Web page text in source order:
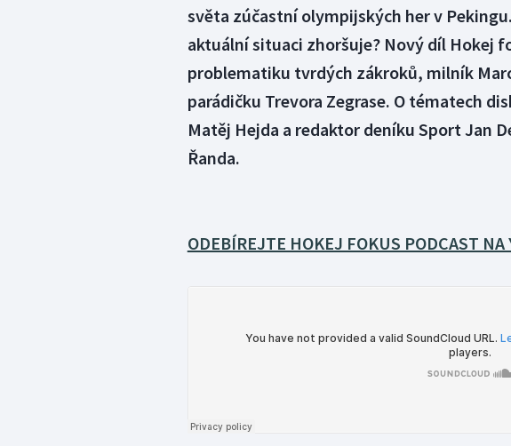
světa zúčastní olympijských her v
aktuální situaci zhoršuje? Nový díl Hokej
problematiku tvrdých zákroků, milník
parádičku Trevora Zegrase. O tématech
Matěj Hejda a redaktor deníku Sport Jan
Řanda.
ODEBÍREJTE HOKEJ FOKUS PODCAST